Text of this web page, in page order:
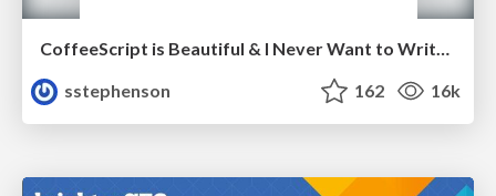
CoffeeScript is Beautiful & I Never Want to Write Plain JavaScript Again
sstephenson
162 16k